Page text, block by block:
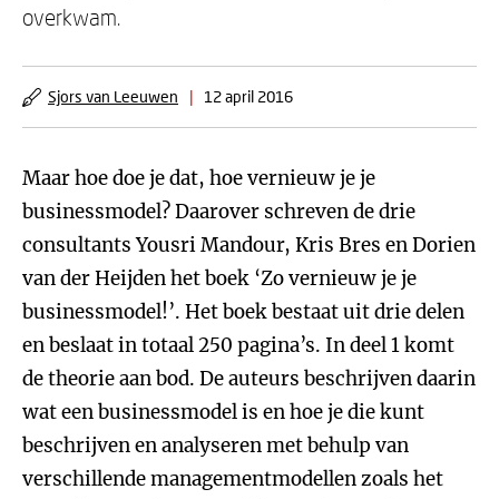
overkwam.
Sjors van Leeuwen | 12 april 2016
Maar hoe doe je dat, hoe vernieuw je je
businessmodel? Daarover schreven de drie
consultants Yousri Mandour, Kris Bres en Dorien
van der Heijden het boek ‘Zo vernieuw je je
businessmodel!’. Het boek bestaat uit drie delen
en beslaat in totaal 250 pagina’s. In deel 1 komt
de theorie aan bod. De auteurs beschrijven daarin
wat een businessmodel is en hoe je die kunt
beschrijven en analyseren met behulp van
verschillende managementmodellen zoals het